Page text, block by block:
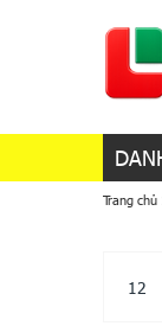
Trang chủ
12